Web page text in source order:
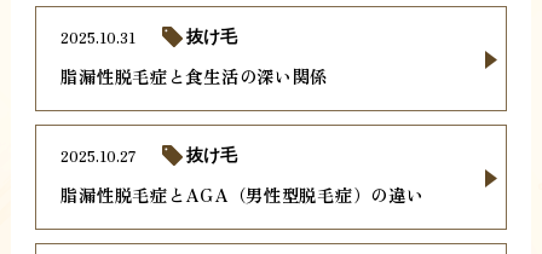
脂漏性脱毛症と食生活の深い関係
2025.10.31 抜け毛
脂漏性脱毛症とAGA（男性型脱毛症）の違い
2025.10.27 抜け毛